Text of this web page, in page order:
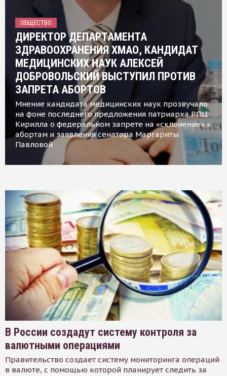
ОБЩЕСТВО
ДИРЕКТОР ДЕПАРТАМЕНТА
ЗДРАВООХРАНЕНИЯ ХМАО, КАНДИДАТ
МЕДИЦИНСКИХ НАУК АЛЕКСЕЙ
ДОБРОВОЛЬСКИЙ ВЫСТУПИЛ ПРОТИВ
ЗАПРЕТА АБОРТОВ
Мнение кандидата медицинских наук прозвучало
на фоне последнего предложения патриарха РПЦ
Кирилла о федеральном запрете на «склонение» к
абортам и заявления сенатора Маргариты
Павловой
В России создадут систему контроля за
валютными операциями
Правительство создает систему мониторинга операций
в валюте, с помощью которой планирует следить за